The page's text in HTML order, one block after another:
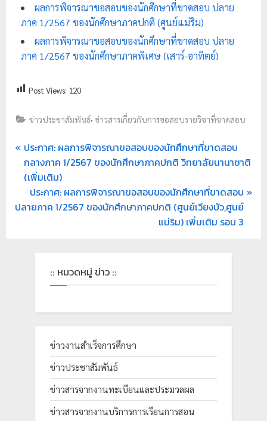
ใ
ห
ม่
ผลการพิจารณาขอสอบของนักศึกษาที่ขาดสอบ ปลาย
ภาค 1/2567 ของนักศึกษาภาคปกติ (ศูนย์แม่ริม)
ผลการพิจารณาขอสอบของนักศึกษาที่ขาดสอบ ปลาย
ภาค 1/2567 ของนักศึกษาภาคพิเศษ (เสาร์-อาทิตย์)
Post Views: 120
ข่าวประชาสัมพันธ์,ข่าวสารเกี่ยวกับการขอสอบรายวิชาที่ขาดสอบ
ประกาศ: ผลการพิจารณาขอสอบของนักศึกษาที่ขาดสอบ
กลางภาค 1/2567 ของนักศึกษาภาคปกติ วิทยาลัยนานาชาติ
(เพิ่มเติม)
ประกาศ: ผลการพิจารณาขอสอบของนักศึกษาที่ขาดสอบ
ปลายภาค 1/2567 ของนักศึกษาภาคปกติ (ศูนย์เวียงบัว,ศูนย์
แม่ริม) เพิ่มเติม รอบ 3
:: หมวดหมู่ ข่าว ::
ข่าวงานสำเร็จการศึกษา
ข่าวประชาสัมพันธ์
ข่าวสารจากงานทะเบียนและประมวลผล
ข่าวสารจากงานบริการการเรียนการสอน